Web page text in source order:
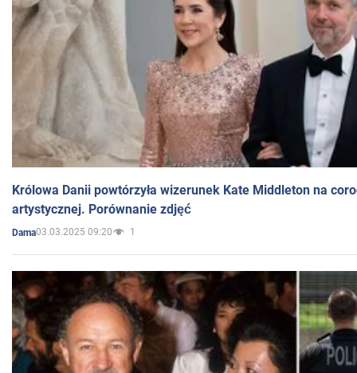
Królowa Danii powtórzyła wizerunek Kate Middleton na
artystycznej. Porównanie zdjęć
Dama03.03.2025 09:20 1